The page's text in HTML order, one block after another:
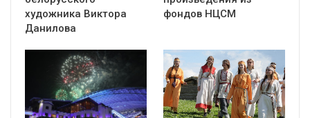
художника Виктора
Данилова
фондов НЦСМ